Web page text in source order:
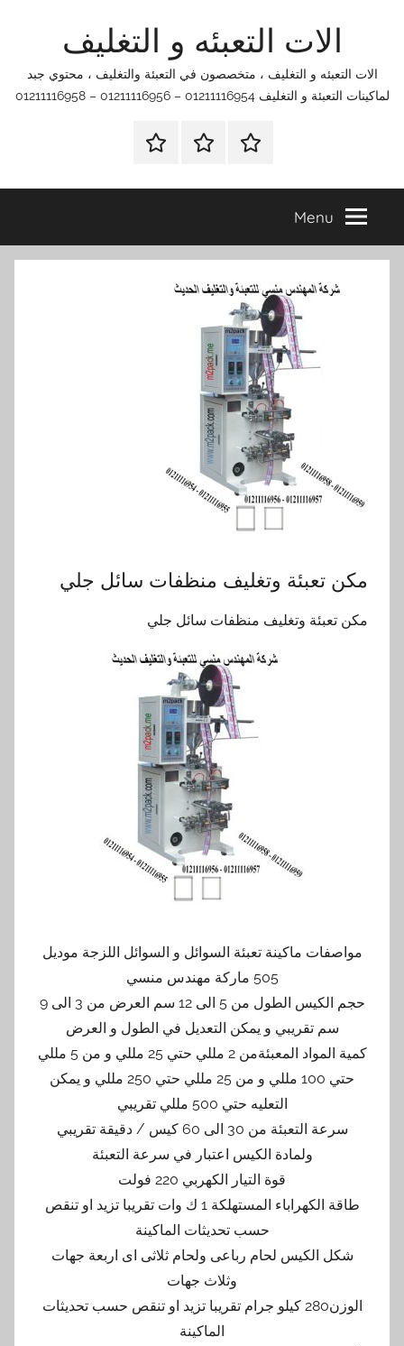
الات التعبئه و التغليف
الات التعبئه و التغليف ، متخصصون في التعبئة والتغليف ، محتوي جبد
لماكينات التعبئة و التغليف 01211116954 – 01211116956 – 01211116958
الرئيسيةاتصل
اتـصـل
في
التي
Menu
مكن تعبئة وتغليف منظفات سائل جلي
مكن تعبئة وتغليف منظفات سائل جلي
مواصفات ماكينة تعبئة السوائل و السوائل اللزجة موديل
505 ماركة مهندس منسي
حجم الكيس الطول من 5 الى 12 سم العرض من 3 الى 9
سم تقريبي و يمكن التعديل في الطول و العرض
كمية المواد المعبئةمن 2 مللي حتي 25 مللي و من 5 مللي
حتي 100 مللي و من 25 مللي حتي 250 مللي و يمكن
التعليه حتي 500 مللي تقريبي
سرعة التعبئة من 30 الى 60 كيس / دقيقة تقريبي
ولمادة الكيس اعتبار في سرعة التعبئة
قوة التيار الكهربي 220 فولت
طاقة الكهراباء المستهلكة 1 ك وات تقريبا تزيد او تنقص
حسب تحديثات الماكينة
شكل الكيس لحام رباعى ولحام ثلاثى اى اربعة جهات
وثلاث جهات
الوزن280 كيلو جرام تقريبا تزيد او تنقص حسب تحديثات
الماكينة